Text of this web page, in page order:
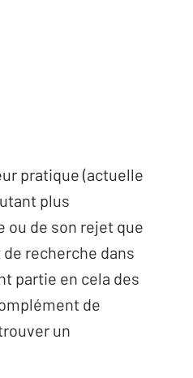
pratique (actuelle
plus
ou de son rejet que
recherche dans
partie en cela des
de
un